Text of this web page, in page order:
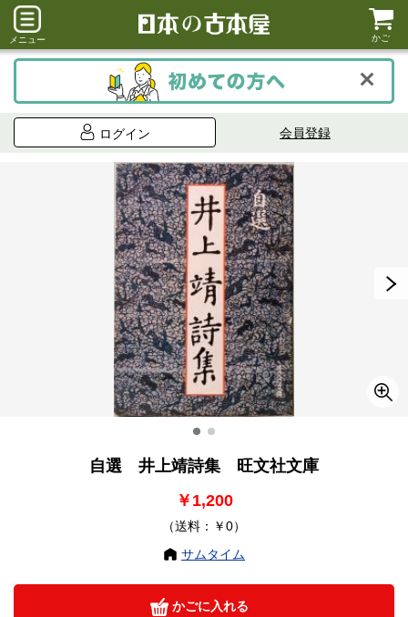
メニュー かご
ログイン 会員登録
自選 井上靖詩集 旺文社文庫
￥1,200
（送料：￥0）
サムタイム
かごに入れる